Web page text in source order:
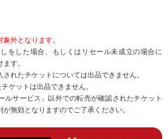
外となります。
をした場合、もしくはリセール未成立の場合に
す。
されたチケットについては出品できません。
ケットは出品できません。
ルサービス」以外での転売が確認されたチケット
無効となりますのでご了承ください。